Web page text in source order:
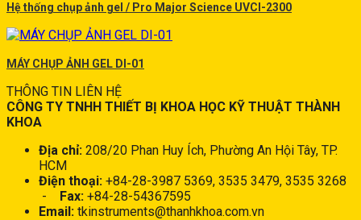
Hệ thống chụp ảnh gel / Pro Major Science UVCI-2300
MÁY CHỤP ẢNH GEL DI-01
THÔNG TIN LIÊN HỆ
CÔNG TY TNHH THIẾT BỊ KHOA HỌC KỸ THUẬT THÀNH
KHOA
Địa chỉ: 208/20 Phan Huy Ích, Phường An Hội Tây, TP.
HCM
Điện thoại: +84-28-3987 5369, 3535 3479, 3535 3268
- Fax: +84-28-54367595
Email: tkinstruments@thanhkhoa.com.vn